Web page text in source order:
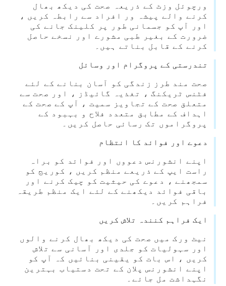
ورچوئل وزٹ کے ذریعہ صحت کی دیکھ بھال
کرنے والے پیشہ ور افراد سے رابطہ کریں ،
اور آپ کو جسمانی طور پر کلینک جانے کی
ضرورت کے بغیر طبی مشورے اور نسخے حاصل
کرنے کے قابل بناتے ہیں۔
تندرستی کے پروگرام اور وسائل
صحت مند طرز زندگی کو آسان بنانے کے لئے
فٹنس ٹریکنگ ، تغذیہ گائیڈز ، اور صحت سے
متعلق صحت کے تجاویز سمیت ، آپ کے صحت کے
اہداف کے مطابق متعدد فلاح و بہبود کے
پروگراموں تک رسائی حاصل کریں۔
دعوے اور فوائد کا انتظام
اپنے انشورنس دعووں اور فوائد کو براہ
راست ایپ کے ذریعے منظم کریں ، کوریج کو
سمجھنے ، دعوے کی حیثیت کو چیک کرنے اور
باقی فوائد دیکھنے کے لئے ایک منظم طریقہ
فراہم کریں۔
ایک فراہم کنندہ تلاش کریں
نیٹ ورک میں صحت کی دیکھ بھال کرنے والوں
اور سہولیات کو جلدی اور آسانی سے تلاش
کریں ، اس بات کو یقینی بنائیں کہ آپ کو
اپنے انشورنس پلان کے تحت دستیاب بہترین
نگہداشت مل جائے۔